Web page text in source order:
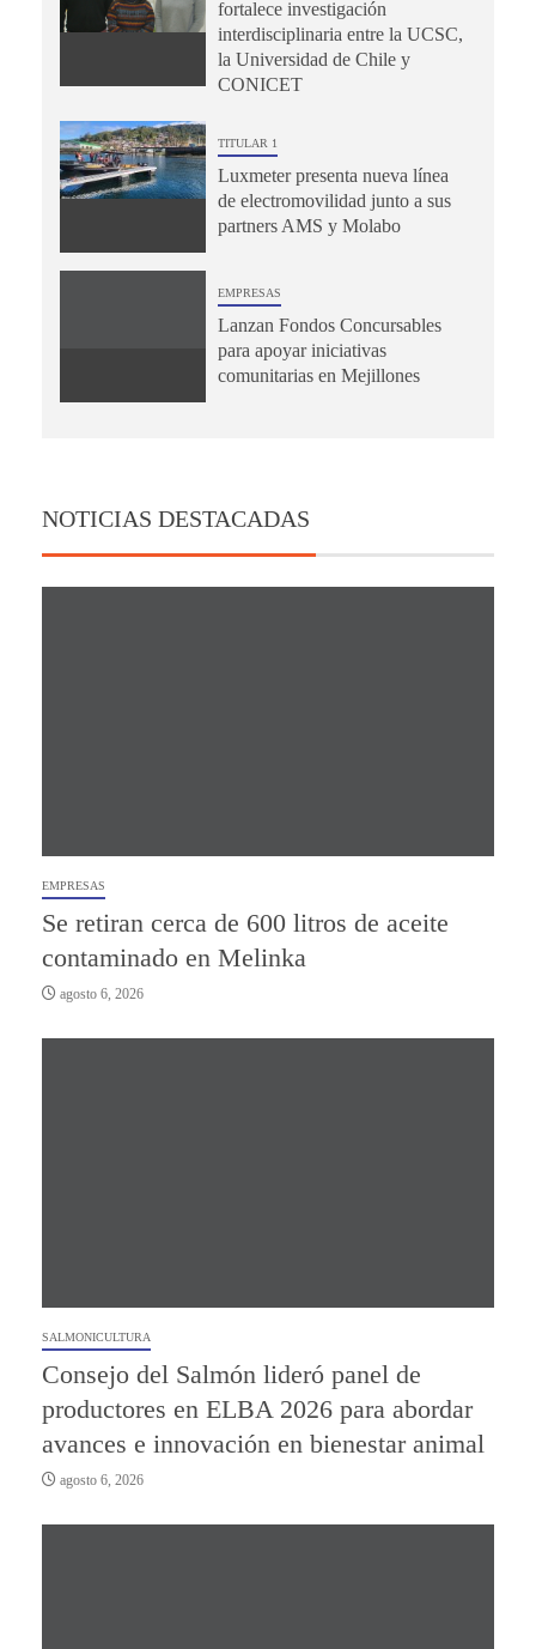
fortalece investigación
interdisciplinaria entre la UCSC,
la Universidad de Chile y
CONICET
TITULAR 1
Luxmeter presenta nueva línea
de electromovilidad junto a sus
partners AMS y Molabo
EMPRESAS
Lanzan Fondos Concursables
para apoyar iniciativas
comunitarias en Mejillones
NOTICIAS DESTACADAS
EMPRESAS
Se retiran cerca de 600 litros de aceite
contaminado en Melinka
agosto 6, 2026
SALMONICULTURA
Consejo del Salmón lideró panel de
productores en ELBA 2026 para abordar
avances e innovación en bienestar animal
agosto 6, 2026